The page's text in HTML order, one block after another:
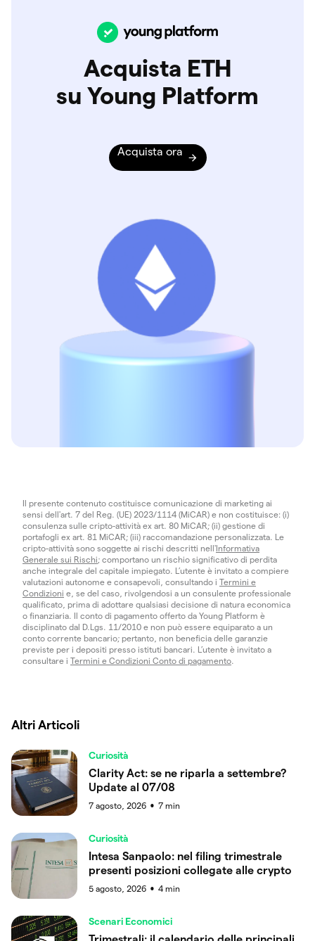
Acquista ETH
su Young Platform
Acquista ora
Il presente contenuto costituisce comunicazione di marketing ai
sensi dell'art. 7 del Reg. (UE) 2023/1114 (MiCAR) e non costituisce: (i)
consulenza sulle cripto-attività ex art. 80 MiCAR; (ii) gestione di
portafogli ex art. 81 MiCAR; (iii) raccomandazione personalizzata. Le
cripto-attività sono soggette ai rischi descritti nell'Informativa
Generale sui Rischi; comportano un rischio significativo di perdita
anche integrale del capitale impiegato. L’utente è invitato a compiere
valutazioni autonome e consapevoli, consultando i Termini e
Condizioni e, se del caso, rivolgendosi a un consulente professionale
qualificato, prima di adottare qualsiasi decisione di natura economica
o finanziaria. Il conto di pagamento offerto da Young Platform è
disciplinato dal D.Lgs. 11/2010 e non può essere equiparato a un
conto corrente bancario; pertanto, non beneficia delle garanzie
previste per i depositi presso istituti bancari. L’utente è invitato a
consultare i Termini e Condizioni Conto di pagamento.
Altri Articoli
Curiosità
Clarity Act: se ne riparla a settembre?
Update al 07/08
7 agosto, 2026 ● 7 min
Curiosità
Intesa Sanpaolo: nel filing trimestrale
presenti posizioni collegate alle crypto
5 agosto, 2026 ● 4 min
Scenari Economici